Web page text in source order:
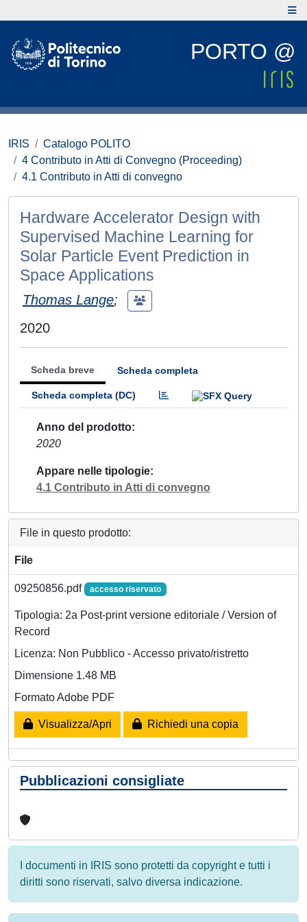
PORTO @
IRIS
Catalogo POLITO
4 Contributo in Atti di Convegno (Proceeding)
4.1 Contributo in Atti di convegno
Hardware Accelerator Design with
Supervised Machine Learning for
Solar Particle Event Prediction in
Space Applications
Thomas Lange;
2020
Scheda breve Scheda completa
Scheda completa (DC)
Anno del prodotto
2020
Appare nelle tipologie
4.1 Contributo in Atti di convegno
File in questo prodotto:
File
09250856.pdf accesso riservato
Tipologia: 2a Post-print versione editoriale / Version of
Record
Licenza: Non Pubblico - Accesso privato/ristretto
Dimensione 1.48 MB
Formato Adobe PDF
Visualizza/Apri Richiedi una copia
Pubblicazioni consigliate
I documenti in IRIS sono protetti da copyright e tutti i
diritti sono riservati, salvo diversa indicazione.